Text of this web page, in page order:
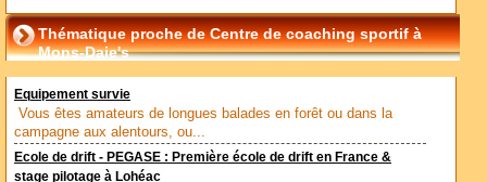
Thématique proche de Centre de coaching sportif à
Mons-Daie's
Equipement survie
Vous êtes amateurs de longues balades en forêt ou dans la
campagne aux alentours, ou...
Ecole de drift - PEGASE : Première école de drift en France &
stage pilotage à Lohéac